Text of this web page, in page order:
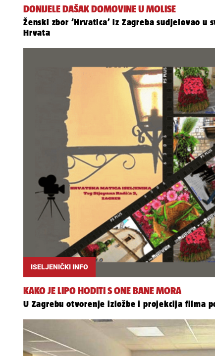
DONIJELE DAŠAK DOMOVINE U MOLISE
Ženski zbor ‘Hrvatica’ iz Zagreba sudjelovao u
Hrvata
ISELJENIČKI INFO
KAKO JE LIPO HODITI S ONE BANE MORA
U Zagrebu otvorenje izložbe i projekcija filma